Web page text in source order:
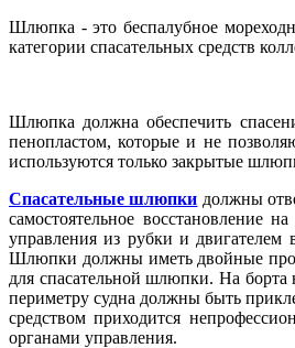
Шлюпка - это беспалубное
категории спасательных средств
Шлюпка должна обеспечить
пенопластом, которые и не
используются только закрытые
Спасательные шлюпки должны
самостоятельное
управления из рубки и двигателем
Шлюпки должны иметь двойные
для спасательной шлюпки. На
периметру судна должны быть
средством приходится
органами управления.